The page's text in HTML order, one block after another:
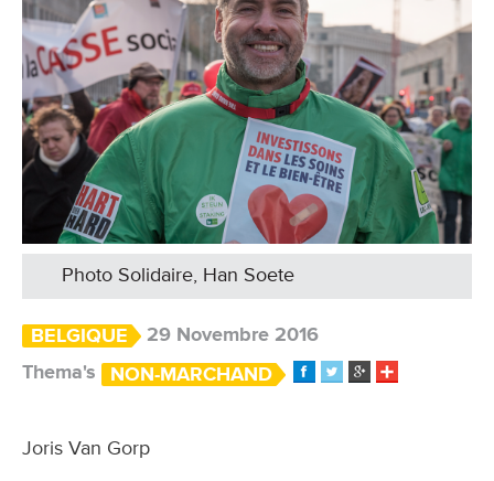
Photo Solidaire, Han Soete
BELGIQUE
29 Novembre 2016
Thema's
NON-MARCHAND
​Joris Van Gorp